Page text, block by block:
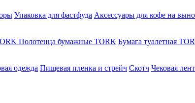
Упаковка для фастфуда Аксессуары для кофе на
Полотенца бумажные TORK Бумага туалетная
одежда Пищевая пленка и стрейч Скотч Чековая